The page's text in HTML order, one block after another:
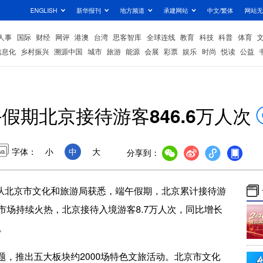
ENGLISH 新华报刊 地方频道 承建网站 中文/繁体 网站
事 国际 财经 网评 港澳 台湾 思客智库 全球连线 教育 科技 科普 体育
化 乡村振兴 溯源中国 城市 旅游 能源 会展 彩票 娱乐 时尚 悦读 公益
期北京接待游客846.6万人次
字体： 小 中 大 分享到：
京市文化和旅游局获悉，端午假期，北京累计接待游
持续火热，北京接待入境游客8.7万人次，同比增长
推出五大板块约2000场特色文旅活动。北京市文化